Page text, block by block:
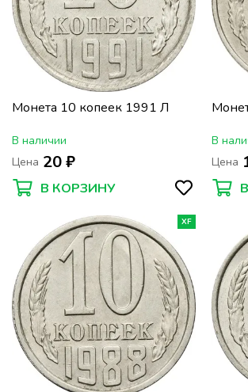
Монета 10 копеек 1991 Л
В наличии
Цена 20 ₽
В КОРЗИНУ
В
Цена
XF